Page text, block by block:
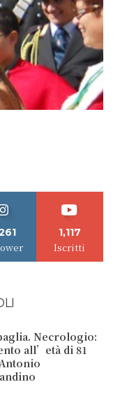
1,117
Iscritti
Necrologio:
all’età di 81